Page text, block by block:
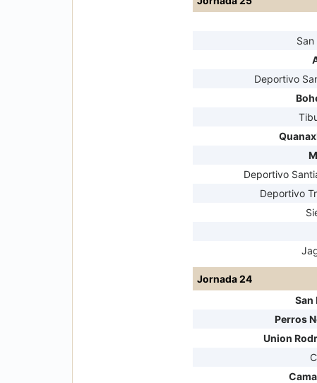
Deportivo
Deportivo
Deportivo
Jornada 24
San
Perros
Union